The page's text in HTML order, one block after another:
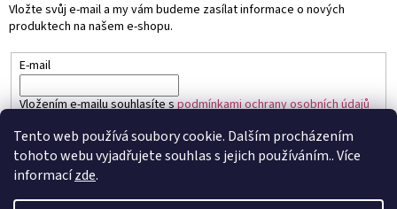
Tento web používá soubory cookie. Dalším procházením
tohoto webu vyjadřujete souhlas s jejich používáním.. Více
informacízde.
Vložte svůj e-mail a my vám budeme zasílat informace o nových
produktech na našem e-shopu.
E-mail
Vložením e-mailu souhlasíte spodmínkami ochrany osobních údajů
PŘIHLÁSIT SE